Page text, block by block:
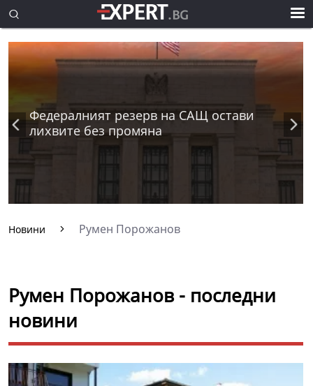
Федералният резерв на САЩ остави
лихвите без промяна
Новини Румен Порожанов
Румен Порожанов - последни
новини